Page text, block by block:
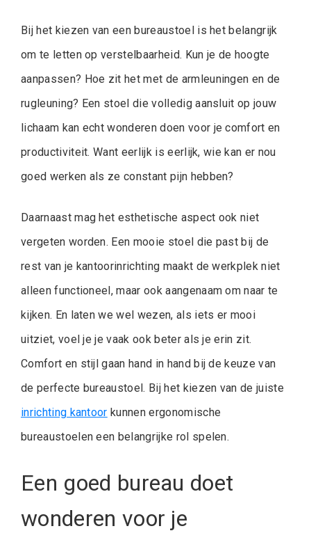
Bij het kiezen van een bureaustoel is het belangrijk
om te letten op verstelbaarheid. Kun je de hoogte
aanpassen? Hoe zit het met de armleuningen en de
rugleuning? Een stoel die volledig aansluit op jouw
lichaam kan echt wonderen doen voor je comfort en
productiviteit. Want eerlijk is eerlijk, wie kan er nou
goed werken als ze constant pijn hebben?
Daarnaast mag het esthetische aspect ook niet
vergeten worden. Een mooie stoel die past bij de
rest van je kantoorinrichting maakt de werkplek niet
alleen functioneel, maar ook aangenaam om naar te
kijken. En laten we wel wezen, als iets er mooi
uitziet, voel je je vaak ook beter als je erin zit.
Comfort en stijl gaan hand in hand bij de keuze van
de perfecte bureaustoel. Bij het kiezen van de juiste
inrichting kantoor kunnen ergonomische
bureaustoelen een belangrijke rol spelen.
Een goed bureau doet
wonderen voor je